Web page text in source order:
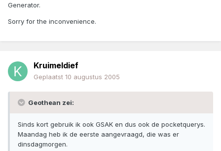
Generator.
Sorry for the inconvenience.
Kruimeldief
Geplaatst 10 augustus 2005
Geothean zei:
Sinds kort gebruik ik ook GSAK en dus ook de pocketquerys.
Maandag heb ik de eerste aangevraagd, die was er
dinsdagmorgen.